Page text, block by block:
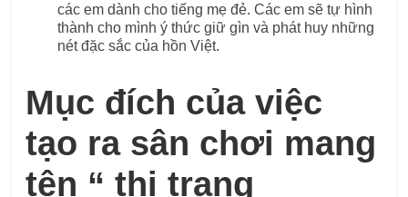
các em dành cho tiếng mẹ đẻ. Các em sẽ tự hình
thành cho mình ý thức giữ gìn và phát huy những
nét đặc sắc của hồn Việt.
Mục đích của việc
tạo ra sân chơi mang
tên “ thi trạng